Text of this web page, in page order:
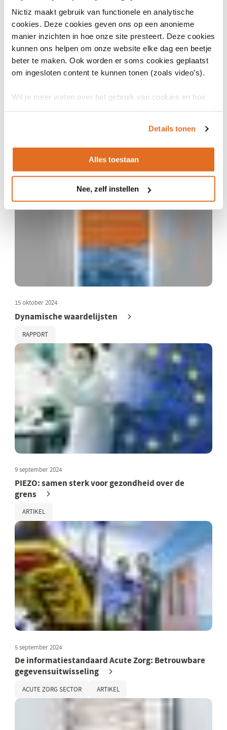
Nictiz maakt gebruik van functionele en analytische
cookies. Deze cookies geven ons op een anonieme
manier inzichten in hoe onze site presteert. Deze cookies
kunnen ons helpen om onze website elke dag een beetje
beter te maken. Ook worden er soms cookies geplaatst
om ingesloten content te kunnen tonen (zoals video’s).
Wil je meer weten over het gebruik van cookies en hoe
Details tonen
Alles toestaan
Nee, zelf instellen
aan tafel
15 oktober 2024
Dynamische waardelijsten
RAPPORT
9 september 2024
PIEZO: samen sterk voor gezondheid over de
grens
ARTIKEL
5 september 2024
De informatiestandaard Acute Zorg: Betrouwbare
gegevensuitwisseling
ACUTE ZORG SECTOR ARTIKEL